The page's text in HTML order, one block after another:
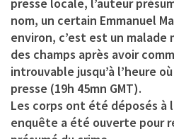
nom, un certain Emmanuel
environ, c’est est un malade
des champs après avoir
introuvable jusqu’à l’heure
presse (19h 45mn GMT).
Les corps ont été déposés à
enquête a été ouverte pour